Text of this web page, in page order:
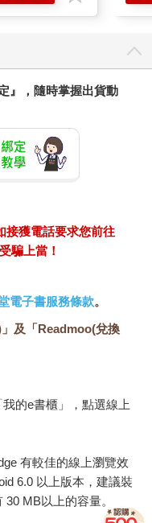
』，隨時掌握出貨動
接獲電話要求您前往
騙上當！
電子書服務條款。
及「Readmoo(兌換
的e書櫃」，點選線上
有較佳的線上瀏覽效
6.0 以上版本，建議裝
MB以上的容量。